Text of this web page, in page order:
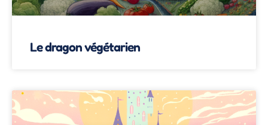
Le dragon végétarien